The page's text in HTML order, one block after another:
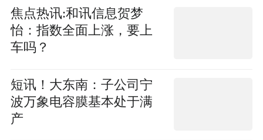
焦点热讯:和讯信息贺梦
怡：指数全面上涨，要上
车吗？
短讯！大东南：子公司宁
波万象电容膜基本处于满
产